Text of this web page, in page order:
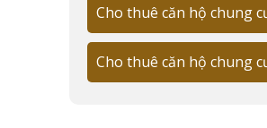
Đơn vị quản lý chuyên
Chị Maria Thompson (36
vấn đề đều được giải quyết
Cho thuê căn hộ chung
Cho thuê căn hộ chung